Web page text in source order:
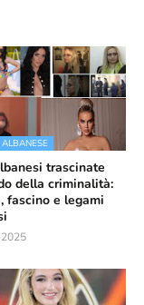
trascinate
della criminalità:
fascino e legami